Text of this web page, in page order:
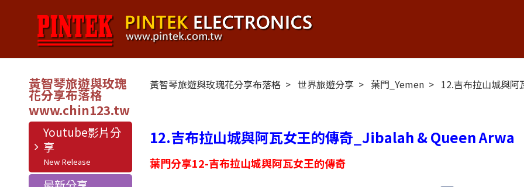
黃智琴旅遊與玫瑰
花分享布落格
Youtube影片分
享
黃智琴旅遊與玫瑰花分享布落格 世界旅遊分享 葉門_Yemen 12.吉布拉山城與
12.吉布拉山城與阿瓦女王的傳奇_Jibalah & Queen Arwa
葉門分享12-吉布拉山城與阿瓦女王的傳奇